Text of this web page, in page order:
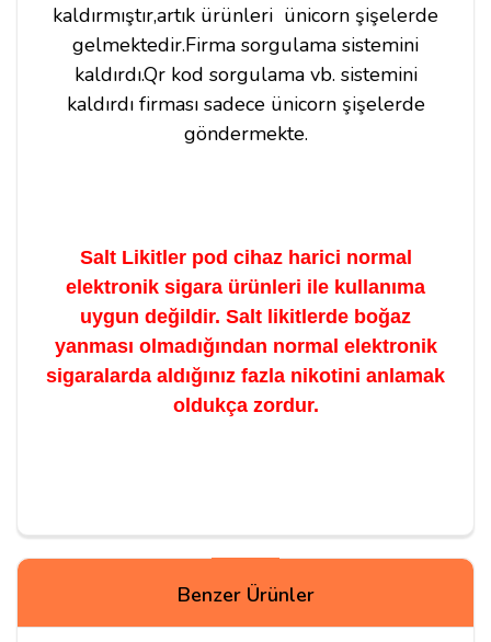
kaldırmıştır,artık ürünleri ünicorn şişelerde
gelmektedir.Firma sorgulama sistemini
kaldırdı.Qr kod sorgulama vb. sistemini
kaldırdı firması sadece ünicorn şişelerde
göndermekte.
Salt Likitler pod cihaz harici normal
elektronik sigara ürünleri ile kullanıma
uygun değildir. Salt likitlerde boğaz
yanması olmadığından normal elektronik
sigaralarda aldığınız fazla nikotini anlamak
oldukça zordur.
Yorum YapınBenzer Ürünler